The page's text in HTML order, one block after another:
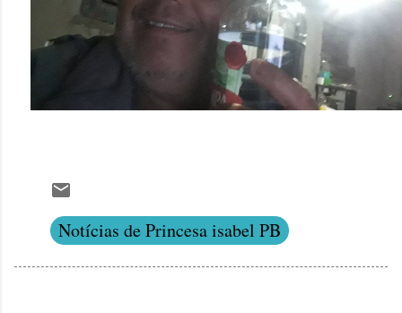
Notícias de Princesa isabel PB